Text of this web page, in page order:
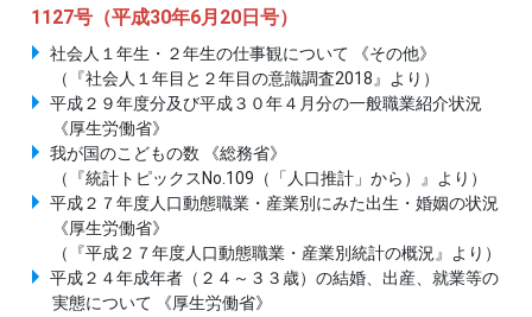
1127号（平成30年6月20日号）
社会人１年生・２年生の仕事観について 《その他》
（『社会人１年目と２年目の意識調査2018』より）
平成２９年度分及び平成３０年４月分の一般職業紹介状況
《厚生労働省》
我が国のこどもの数 《総務省》
（『統計トピックスNo.109（「人口推計」から）』より）
平成２７年度人口動態職業・産業別にみた出生・婚姻の状況
《厚生労働省》
（『平成２７年度人口動態職業・産業別統計の概況』より）
平成２４年成年者（２４～３３歳）の結婚、出産、就業等の
実態について 《厚生労働省》